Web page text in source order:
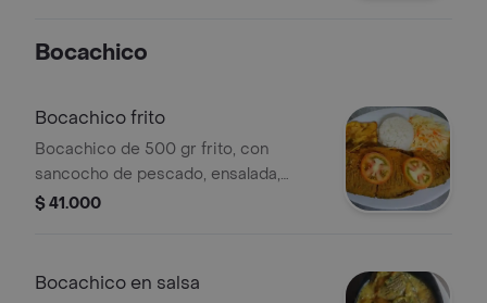
Bocachico
Bocachico frito
Bocachico de 500 gr frito, con
sancocho de pescado, ensalada,
patacón y arroz a elección.
$ 41.000
Bocachico en salsa